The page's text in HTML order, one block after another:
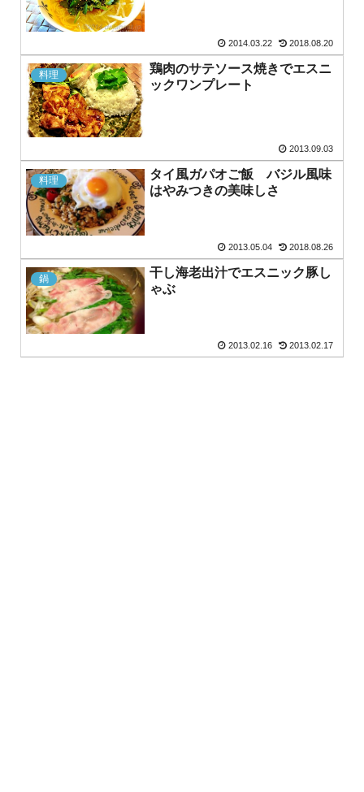
2014.03.22 2018.08.20
料理
鶏肉のサテソース焼きでエスニ
ックワンプレート
2013.09.03
料理
タイ風ガパオご飯 バジル風味
はやみつきの美味しさ
2013.05.04 2018.08.26
鍋
干し海老出汁でエスニック豚し
ゃぶ
2013.02.16 2013.02.17